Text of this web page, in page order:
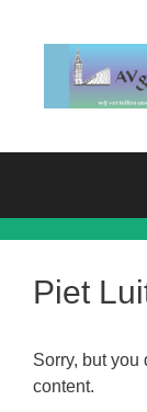
Piet
Sorry, but
content.